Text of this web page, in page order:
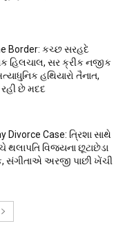
Border: કચ્છ સરહદે
હિલચાલ, સર ક્રીક નજીક
હથિયારો તૈનાત,
રહી છે મદદ
Divorce Case: ત્રિશા સાથે
થલાપતિ વિજયના છૂટાછેડા
સંગીતાએ અરજી પાછી ખેંચી